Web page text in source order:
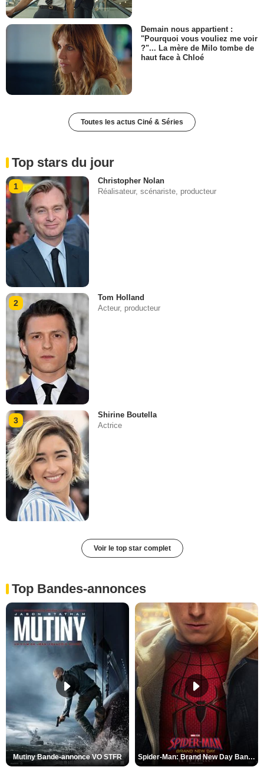
Demain nous appartient :
"Pourquoi vous vouliez me voir
?"... La mère de Milo tombe de
haut face à Chloé
Toutes les actus Ciné & Séries
Top stars du jour
1
Christopher Nolan
Réalisateur, scénariste, producteur
2
Tom Holland
Acteur, producteur
3
Shirine Boutella
Actrice
Voir le top star complet
Top Bandes-annonces
Mutiny Bande-annonce VO STFR Spider-Man: Brand New Day Bande-annonce VO STFR